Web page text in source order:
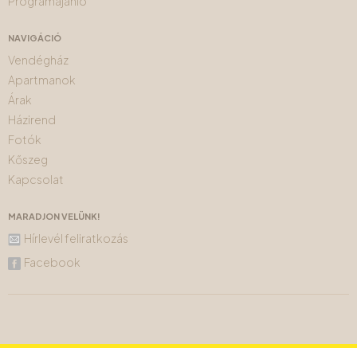
NAVIGÁCIÓ
Vendégház
Apartmanok
Árak
Házirend
Fotók
Kőszeg
Kapcsolat
MARADJON VELÜNK!
Hírlevél feliratkozás
Facebook